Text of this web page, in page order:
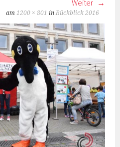
Weiter
am 1200 × 801 in Rückblick 2016